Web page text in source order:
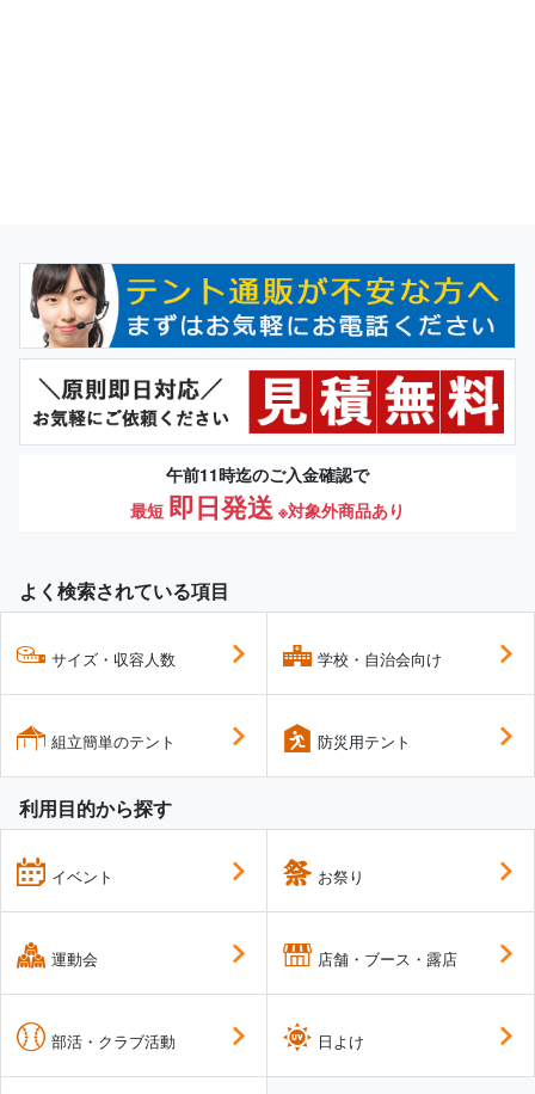
午前11時迄のご入金確認で
最短 即日発送 ※対象外商品あり
よく検索されている項目
サイズ・収容人数
組立簡単のテント
学校・自治会向け
防災用テント
利用目的から探す
イベント
運動会
部活・クラブ活動
お祭り
店舗・ブース・露店
日よけ